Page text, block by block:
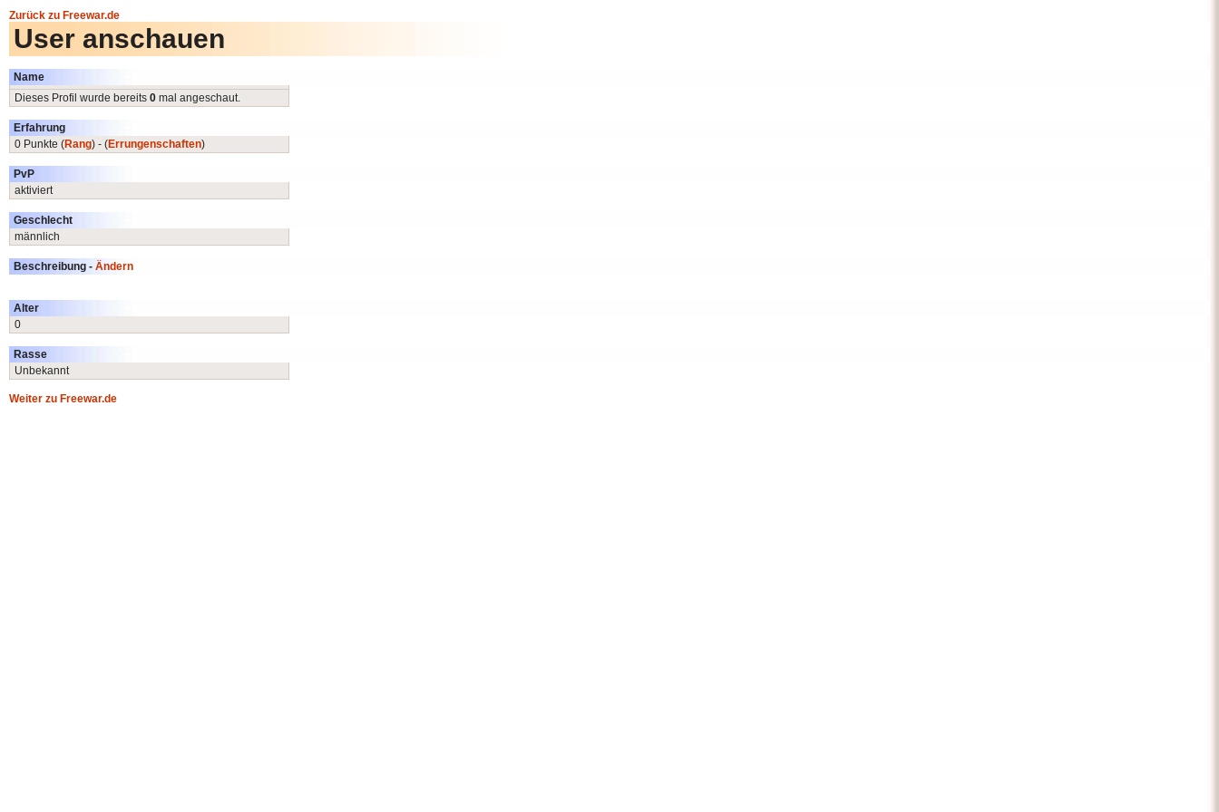
Zurück zu Freewar.de
User anschauen
Name
Dieses Profil wurde bereits 0 mal angeschaut.
Erfahrung
0 Punkte (Rang) - (Errungenschaften)
PvP
aktiviert
Geschlecht
männlich
Beschreibung - Ändern
Alter
0
Rasse
Unbekannt
Weiter zu Freewar.de